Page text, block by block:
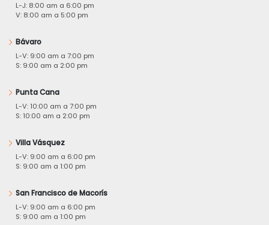
L-J: 8:00 am a 6:00 pm
V: 8:00 am a 5:00 pm
Bávaro
L-V: 9:00 am a 7:00 pm
S: 9:00 am a 2:00 pm
Punta Cana
L-V: 10:00 am a 7:00 pm
S: 10:00 am a 2:00 pm
Villa Vásquez
L-V: 9:00 am a 6:00 pm
S: 9:00 am a 1:00 pm
San Francisco de Macorís
L-V: 9:00 am a 6:00 pm
S: 9:00 am a 1:00 pm